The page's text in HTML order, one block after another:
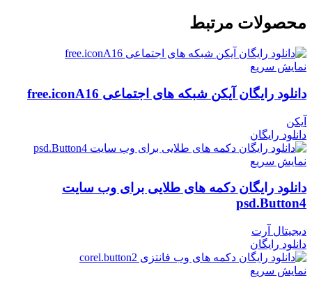
محصولات مرتبط
نمایش سریع
دانلود رایگان آیکن شبکه های اجتماعی free.iconA16
آیکن
دانلود رایگان
نمایش سریع
دانلود رایگان دکمه های طلایی برای وب سایت
psd.Button4
دیجیتال آرت
دانلود رایگان
نمایش سریع